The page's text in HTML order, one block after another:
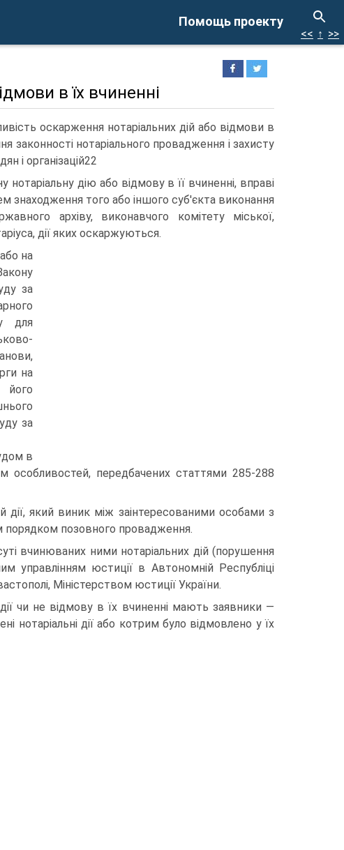
Помощь проекту
<< ↑ >>
в їх вчиненні
оскарження нотаріальних дій або відмови в
законності нотаріального провадження і захисту
і організацій22
дію або відмову в її вчиненні, вправі
знаходження того або іншого суб'єкта виконання
архіву, виконавчого комітету міської,
дії яких оскаржуються.
на
за
для
на
його
за
в
особливостей, передбачених статтями 285-288
дії, який виник між заінтересованими особами з
порядком позовного провадження.
вчинюваних ними нотаріальних дій (порушення
управлінням юстиції в Автономній Республіці
Міністерством юстиції України.
чи не відмову в їх вчиненні мають заявники —
нотаріальні дії або котрим було відмовлено у їх